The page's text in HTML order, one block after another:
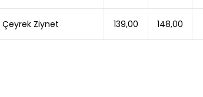
Çeyrek Ziynet 139,00 148,00